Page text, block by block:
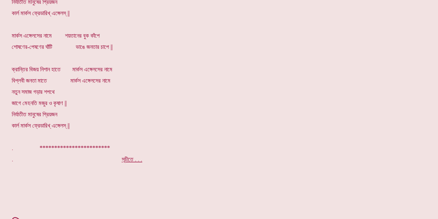
নির্যাতীত মানুষের প্রিয়জন
কার্ল মার্কস ফ্রেডারিখ্ এঙ্গেলস্ ||
মার্কস এঙ্গেলসের নামে শয়তানের বুক কাঁপে
শোষণের-পেষণের ঘাঁটি ভাঙে জনতার চাপে ||
ক্রান্তির বিজয় নিশান হাতে মার্কস এঙ্গেলসের নামে
বিপ্লবী জনতা মাতে মার্কস এঙ্গেলসের নামে
নতুন সমাজ গড়ার শপথে
জাগে মেহনতি মজুর ও কৃষাণ ||
নির্যাতীত মানুষের প্রিয়জন
কার্ল মার্কস ফ্রেডারিখ্ এঙ্গেলস্ ||
. ************************
. সূচীতে . . .